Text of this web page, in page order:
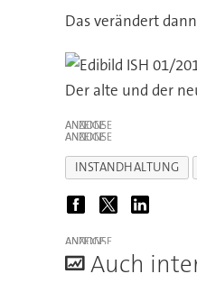
Das verändert
Der alte und der
ANZEIGE
ANZEIGE
INSTANDHALTUNG
ANZEIGE
Auch